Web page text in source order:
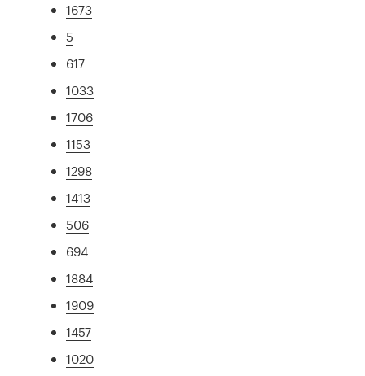
1673
5
617
1033
1706
1153
1298
1413
506
694
1884
1909
1457
1020